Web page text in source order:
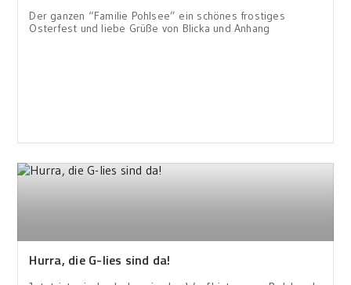
Der ganzen “Familie Pohlsee” ein schönes frostiges
Osterfest und liebe Grüße von Blicka und Anhang
Hurra, die G-lies sind da!